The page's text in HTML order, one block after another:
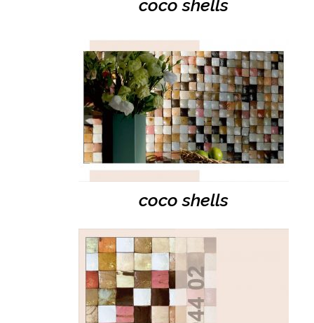
coco shells
coco shells